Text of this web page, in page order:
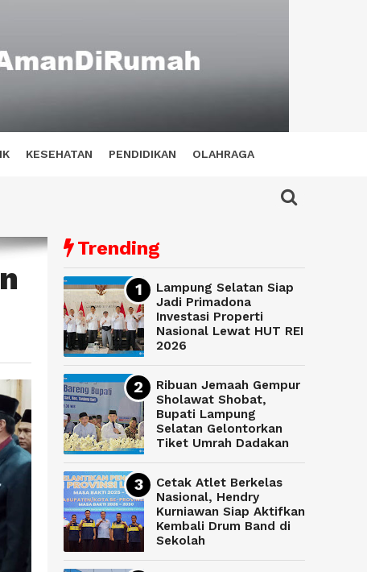
KESEHATAN PENDIDIKAN OLAHRAGA
Trending
Lampung Selatan Siap
Jadi Primadona
Investasi Properti
Nasional Lewat HUT REI
2026
Ribuan Jemaah Gempur
Sholawat Shobat,
Bupati Lampung
Selatan Gelontorkan
Tiket Umrah Dadakan
Cetak Atlet Berkelas
Nasional, Hendry
Kurniawan Siap Aktifkan
Kembali Drum Band di
Sekolah